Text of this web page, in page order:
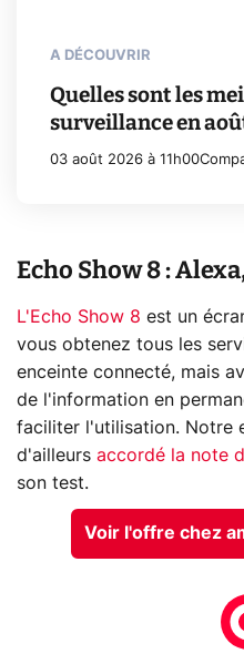
A DÉCOUVRIR
Quelles sont les
surveillance en
03 août 2026 à 11h00
Echo Show 8 :
L'Echo Show 8 est un
vous obtenez tous les
enceinte connecté, mais
de l'information en
faciliter l'utilisation. Notre
d'ailleurs accordé la note
son test.
Voir l'offre chez